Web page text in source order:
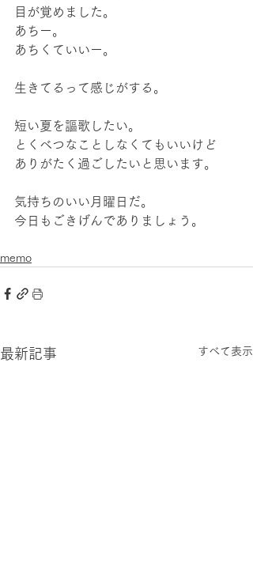
目が覚めました。
あちー。
あちくていいー。
生きてるって感じがする。
短い夏を謳歌したい。
とくべつなことしなくてもいいけど
ありがたく過ごしたいと思います。
気持ちのいい月曜日だ。
今日もごきげんでありましょう。
memo
最新記事 すべて表示